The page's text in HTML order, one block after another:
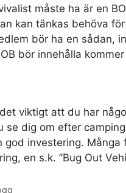
måste ha är en
kan tänkas behöva
bör ha en sådan,
bör innehålla
viktigt att du har
se dig om efter
god investering.
en s.k. ”Bug Out